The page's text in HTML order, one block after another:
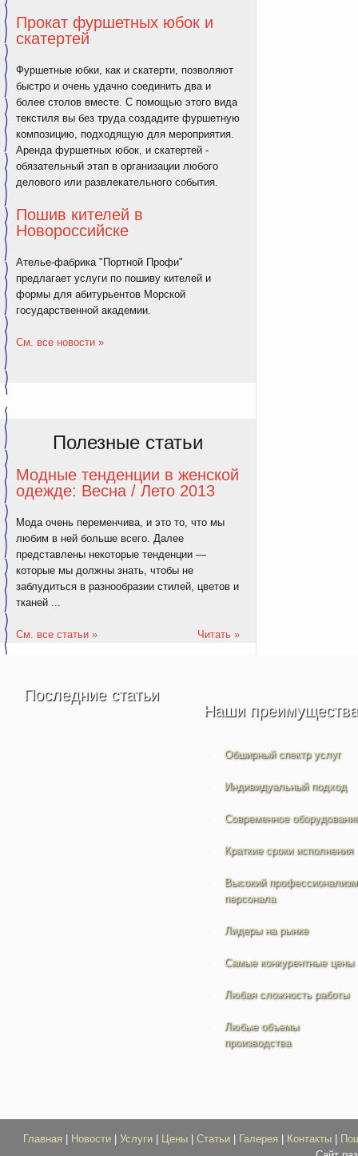
Прокат фуршетных юбок и
скатертей
Фуршетные юбки, как и скатерти, позволяют
быстро и очень удачно соединить два и
более столов вместе. С помощью этого вида
текстиля вы без труда создадите фуршетную
композицию, подходящую для мероприятия.
Аренда фуршетных юбок, и скатертей -
обязательный этап в организации любого
делового или развлекательного события.
Пошив кителей в
Новороссийске
Ателье-фабрика "Портной Профи"
предлагает услуги по пошиву кителей и
формы для абитурьентов Морской
государственной академии.
См. все новости »
Полезные статьи
Модные тенденции в женской
одежде: Весна / Лето 2013
Мода очень переменчива, и это то, что мы
любим в ней больше всего. Далее
представлены некоторые тенденции —
которые мы должны знать, чтобы не
заблудиться в разнообразии стилей, цветов и
тканей ...
См. все статьи » Читать »
Последние статьи
Наши преимущества
Обширный спектр услуг
Индивидуальный подход
Современное
Краткие сроки исполнения
Высокий профессионализм
персонала
Лидеры на рынке
Самые конкурентные цены
Любая сложность работы
Любые объемы
производства
Главная Новости |Услуги Цены |Статьи Галерея Контакты